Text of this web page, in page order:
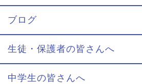
ブログ
生徒・保護者の皆さんへ
中学生の皆さんへ